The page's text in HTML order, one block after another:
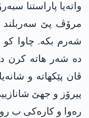
واتەیا پاراستنا
مرۆڤ پێ سەربلند
شەرم بکە. چاوا
دە شەر ھاتە کرن
ڤان پێکھاتە و
پیرۆز و جھێ
رەوا و کارەکی ب